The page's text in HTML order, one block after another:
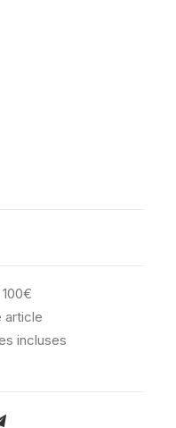
article
incluses